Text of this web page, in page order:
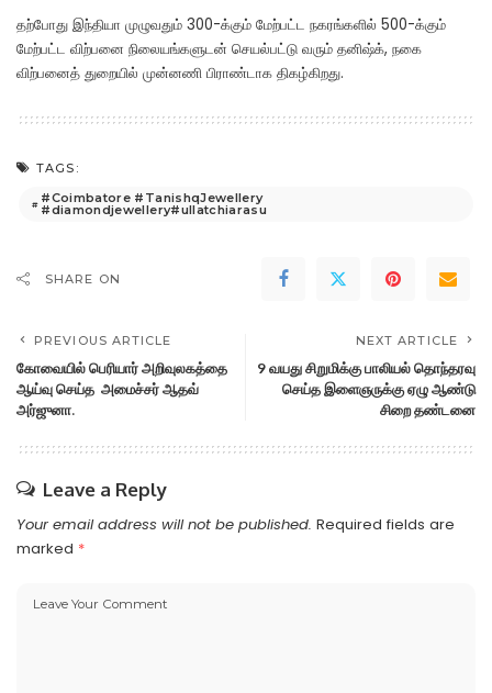
தற்போது இந்தியா முழுவதும் 300-க்கும் மேற்பட்ட நகரங்களில் 500-க்கும்
மேற்பட்ட விற்பனை நிலையங்களுடன் செயல்பட்டு வரும் தனிஷ்க், நகை
விற்பனைத் துறையில் முன்னணி பிராண்டாக திகழ்கிறது.
TAGS:
#Coimbatore #TanishqJewellery
#diamondjewellery#ullatchiarasu
SHARE ON
PREVIOUS ARTICLE
கோவையில் பெரியார் அறிவுலகத்தை
ஆய்வு செய்த அமைச்சர் ஆதவ்
அர்ஜுனா.
NEXT ARTICLE
9 வயது சிறுமிக்கு பாலியல் தொந்தரவு
செய்த இளைஞருக்கு ஏழு ஆண்டு
சிறை தண்டனை
Leave a Reply
Your email address will not be published. Required fields are
marked *